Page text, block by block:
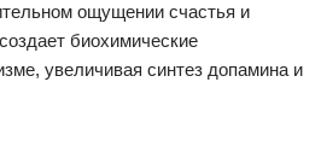
ощущении счастья и
биохимические
увеличивая синтез допамина и